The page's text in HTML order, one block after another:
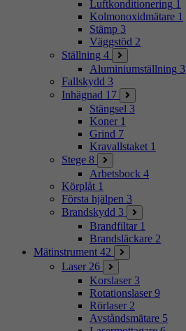
Luftkonditionering 1
Kolmonoxidmätare 1
Stämp 3
Väggstöd 2
Ställning 4
Aluminiumställning 3
Fallskydd 3
Inhägnad 17
Stängsel 3
Koner 1
Grind 7
Kravallstaket 1
Stege 8
Arbetsbock 4
Körplåt 1
Första hjälpen 3
Brandskydd 3
Brandfiltar 1
Brandsläckare 2
Mätinstrument 42
Laser 26
Korslaser 3
Rotationslaser 9
Rörlaser 2
Avståndsmätare 5